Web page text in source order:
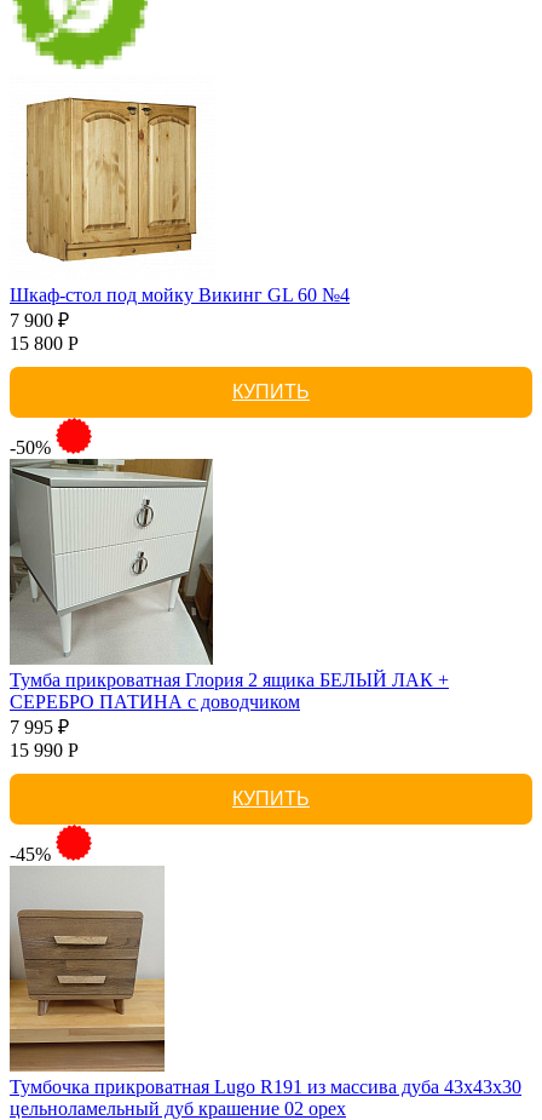
Шкаф-стол под мойку Викинг GL 60 №4
7 900 ₽
15 800 Р
КУПИТЬ
-50%
Тумба прикроватная Глория 2 ящика БЕЛЫЙ ЛАК +
СЕРЕБРО ПАТИНА с доводчиком
7 995 ₽
15 990 Р
КУПИТЬ
-45%
Тумбочка прикроватная Lugo R191 из массива дуба 43х43х30
цельноламельный дуб крашение 02 орех